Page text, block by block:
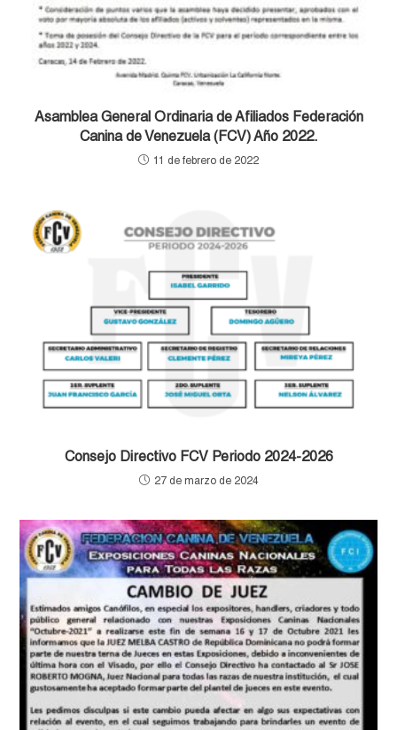
Asamblea General Ordinaria de Afiliados Federación
Canina de Venezuela (FCV) Año 2022.
11 de febrero de 2022
Consejo Directivo FCV Periodo 2024-2026
27 de marzo de 2024